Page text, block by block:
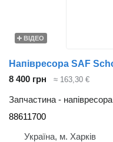
ВІДЕО
8 400 грн ≈ 163,30 €
Запчастина - напівресора
88611700
Україна, м. Харків